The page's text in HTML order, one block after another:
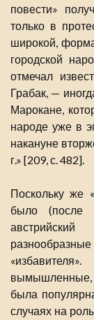
повести»
только в
широкой,
городской
отмечал
Грабак, —
Марокане,
народе уже в
накануне
г.» [209, с. 482].
Поскольку же
было (после
вымышленные,
была
случаях на